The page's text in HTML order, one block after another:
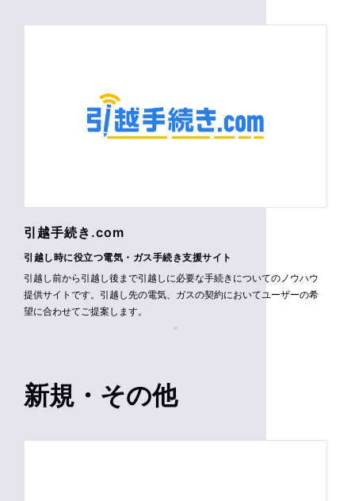
引越手続き.com
引越し時に役立つ電気・ガス手続き支援サイト
引越し前から引越し後まで引越しに必要な手続きについてのノウハウ
提供サイトです。引越し先の電気、ガスの契約においてユーザーの希
望に合わせてご提案します。
新規・その他